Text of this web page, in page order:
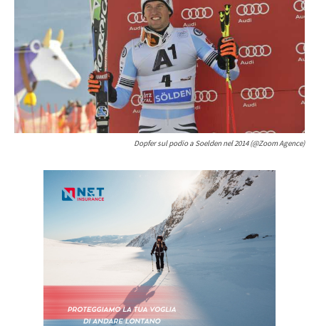
Dopfer sul podio a Soelden nel 2014 (@Zoom Agence)